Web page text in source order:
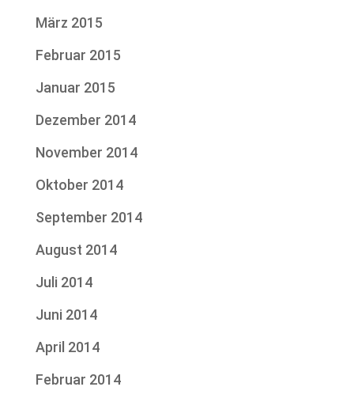
März 2015
Februar 2015
Januar 2015
Dezember 2014
November 2014
Oktober 2014
September 2014
August 2014
Juli 2014
Juni 2014
April 2014
Februar 2014